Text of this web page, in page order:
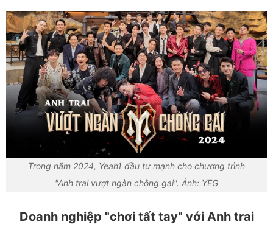
Trong năm 2024, Yeah1 đầu tư mạnh cho chương trình
"Anh trai vượt ngàn chông gai". Ảnh: YEG
Doanh nghiệp "chơi tất tay" với Anh trai